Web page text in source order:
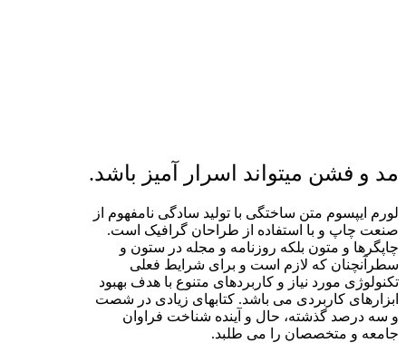
مد و فشن میتواند اسرار آمیز باشد.
لورم ایپسوم متن ساختگی با تولید سادگی نامفهوم از
صنعت چاپ و با استفاده از طراحان گرافیک است.
چاپگرها و متون بلکه روزنامه و مجله در ستون و
سطرآنچنان که لازم است و برای شرایط فعلی
تکنولوژی مورد نیاز و کاربردهای متنوع با هدف بهبود
ابزارهای کاربردی می باشد. کتابهای زیادی در شصت
و سه درصد گذشته، حال و آینده شناخت فراوان
جامعه و متخصصان را می طلبد.